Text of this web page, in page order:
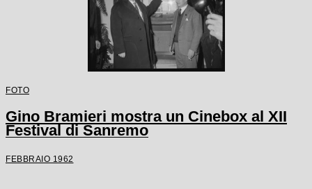
FOTO
Gino Bramieri mostra un Cinebox al XII
Festival di Sanremo
FEBBRAIO 1962